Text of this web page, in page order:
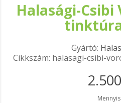
Halasági-Csibi
Gyártó:
Cikkszám: halasagi-csibi-